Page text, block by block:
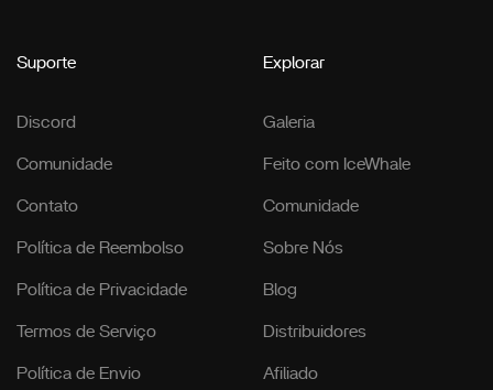
Suporte
Discord
Comunidade
Contato
Política de Reembolso
Política de Privacidade
Termos de Serviço
Política de Envio
Explorar
Galeria
Feito com IceWhale
Comunidade
Sobre Nós
Blog
Distribuidores
Afiliado